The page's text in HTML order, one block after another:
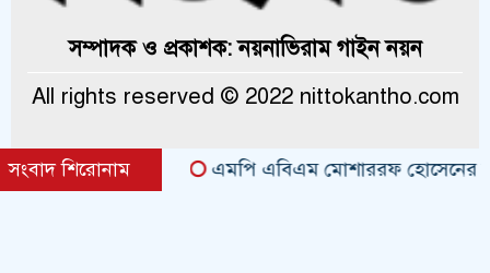
২০২৬-২০২৭ কমিটি গঠন
কলাপাড়ায় সত্তোরোর্ধ বৃদ্ধকে হত্যার
দাবিতে মানববন্ধন
সম্পাদক ও প্রকাশক: নয়নাভিরাম গাইন নয়ন
All rights reserved © 2022 nittokantho.com
সংবাদ শিরোনাম এমপি এবিএম মোশাররফ হোসেনের
Theme Created By